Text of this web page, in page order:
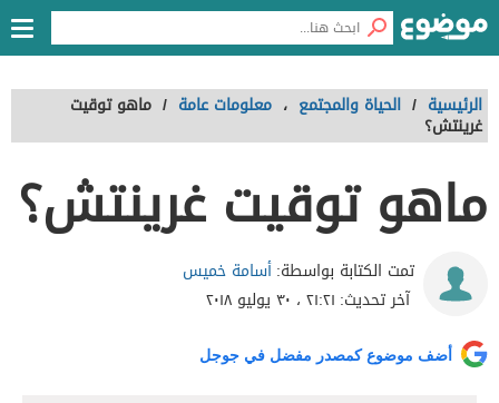
الرئيسية / الحياة والمجتمع ، معلومات عامة / ماهو توقيت
غرينتش؟
ماهو توقيت غرينتش؟
تمت الكتابة بواسطة:أسامة خميس
آخر تحديث: ٢١:٢١ ، ٣٠ يوليو ٢٠١٨
أضف موضوع كمصدر مفضل في جوجل